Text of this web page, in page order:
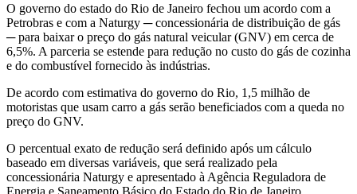
O governo do estado do Rio de Janeiro fechou um acordo com a
Petrobras e com a Naturgy ─ concessionária de distribuição de gás
─ para baixar o preço do gás natural veicular (GNV) em cerca de
6,5%. A parceria se estende para redução no custo do gás de cozinha
e do combustível fornecido às indústrias.
De acordo com estimativa do governo do Rio, 1,5 milhão de
motoristas que usam carro a gás serão beneficiados com a queda no
preço do GNV.
O percentual exato de redução será definido após um cálculo
baseado em diversas variáveis, que será realizado pela
concessionária Naturgy e apresentado à Agência Reguladora de
Energia e Saneamento Básico do Estado do Rio de Janeiro